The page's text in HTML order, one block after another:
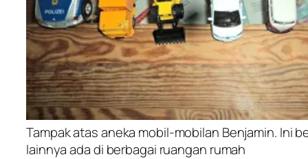
Tampak atas aneka mobil-mobilan Benjamin. Ini
lainnya ada di berbagai ruangan rumah